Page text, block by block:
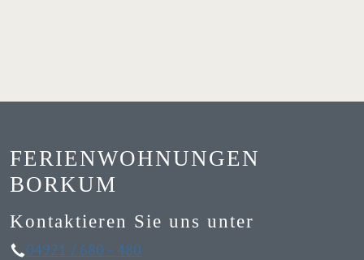
FERIENWOHNUNGEN
BORKUM
Kontaktieren Sie uns unter
04921 / 680 - 480